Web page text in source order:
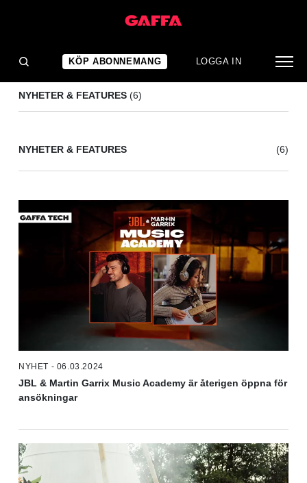
KÖP ABONNEMANG LOGGA IN
NYHETER & FEATURES (6)
NYHETER & FEATURES (6)
NYHET - 06.03.2024
JBL & Martin Garrix Music Academy är återigen öppna för
ansökningar